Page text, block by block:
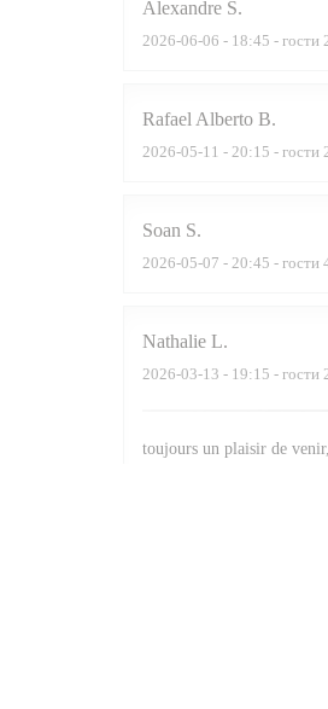
Alexandre S
2026-06-06 - 18:45 - гости
Rafael Alberto B
2026-05-11 - 20:15 - гости
Soan S
2026-05-07 - 20:45 - гости
Nathalie L
2026-03-13 - 19:15 - гости
toujours un plaisir de